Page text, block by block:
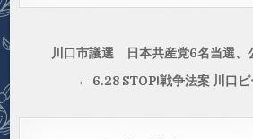
川口市議選 日本共産党6名当選、
← 6.28 STOP!戦争法案 川口ピ